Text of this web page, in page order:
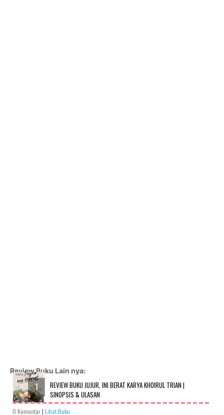
Review Buku Lain nya:
REVIEW BUKU JUJUR, INI BERAT KARYA KHOIRUL TRIAN |
SINOPSIS & ULASAN
0 Komentar| Lihat Buku